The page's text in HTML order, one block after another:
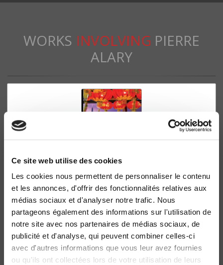
Ce site web utilise des cookies
Les cookies nous permettent de personnaliser le contenu
et les annonces, d'offrir des fonctionnalités relatives aux
médias sociaux et d'analyser notre trafic. Nous
partageons également des informations sur l'utilisation de
notre site avec nos partenaires de médias sociaux, de
publicité et d'analyse, qui peuvent combiner celles-ci
avec d'autres informations que vous leur avez fournies
ou qu'ils ont collectées lors de votre utilisation de leurs
WORKS INVOLVING PIERRE
ALARY
Capitalismes asiatiques et puissance chinoise
Diversité et recomposition des trajectoires nationales
Pierre Alary, Elsa Lafaye de Micheaux